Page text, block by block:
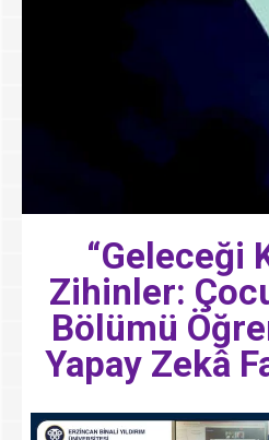
“Geleceği
Zihinler:
Bölümü
Yapay Zekâ